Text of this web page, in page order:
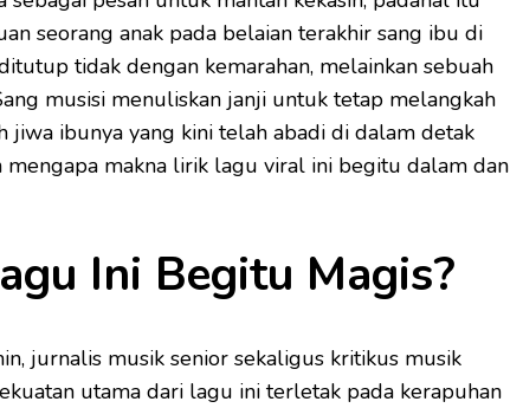
seorang anak pada belaian terakhir sang ibu di
tidak dengan kemarahan, melainkan sebuah
musisi menuliskan janji untuk tetap melangkah
jiwa ibunya yang kini telah abadi di dalam detak
mengapa makna lirik lagu viral ini begitu dalam dan
Ini Begitu Magis?
jurnalis musik senior sekaligus kritikus musik
utama dari lagu ini terletak pada kerapuhan